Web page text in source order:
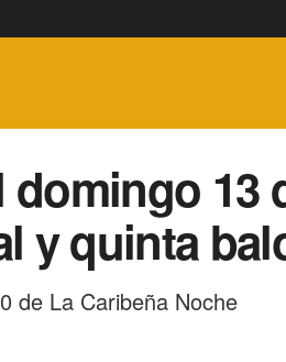
domingo 13
y quinta
de La Caribeña Noche